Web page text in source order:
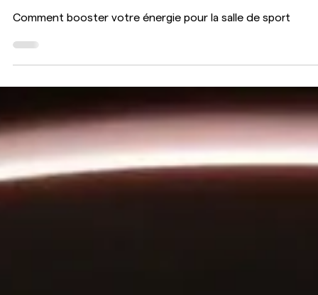
énergie pour
la salle de
sport